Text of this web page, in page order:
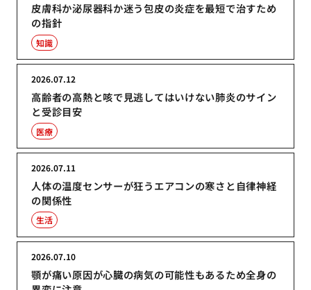
皮膚科か泌尿器科か迷う包皮の炎症を最短で治すため
の指針
知識
高齢者の高熱と咳で見逃してはいけない肺炎のサイン
と受診目安
2026.07.12
医療
人体の温度センサーが狂うエアコンの寒さと自律神経
の関係性
2026.07.11
生活
顎が痛い原因が心臓の病気の可能性もあるため全身の
2026.07.10